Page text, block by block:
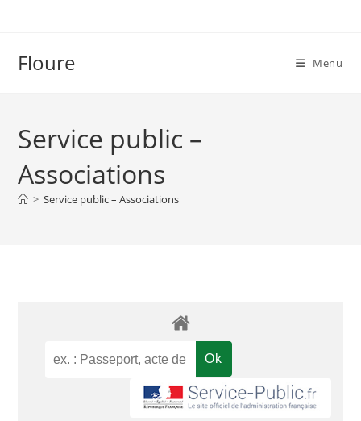
Floure Menu
Service public –
Associations
> Service public – Associations